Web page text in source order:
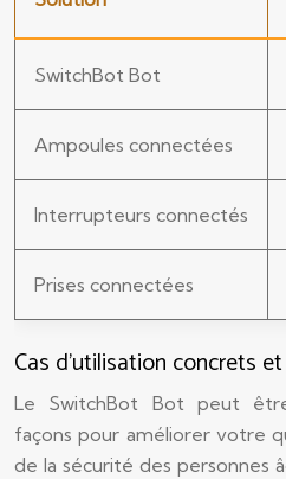
SwitchBot Bot
Ampoules connectées
Interrupteurs connectés
Prises connectées
Cas d’utilisation concrets
Le SwitchBot Bot peut
façons pour améliorer votre
de la sécurité des personnes